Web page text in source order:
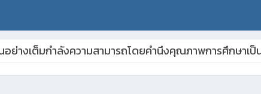
ย่างเต็มกำลังความสามารถโดยคำนึงคุณภาพการศึกษาเ